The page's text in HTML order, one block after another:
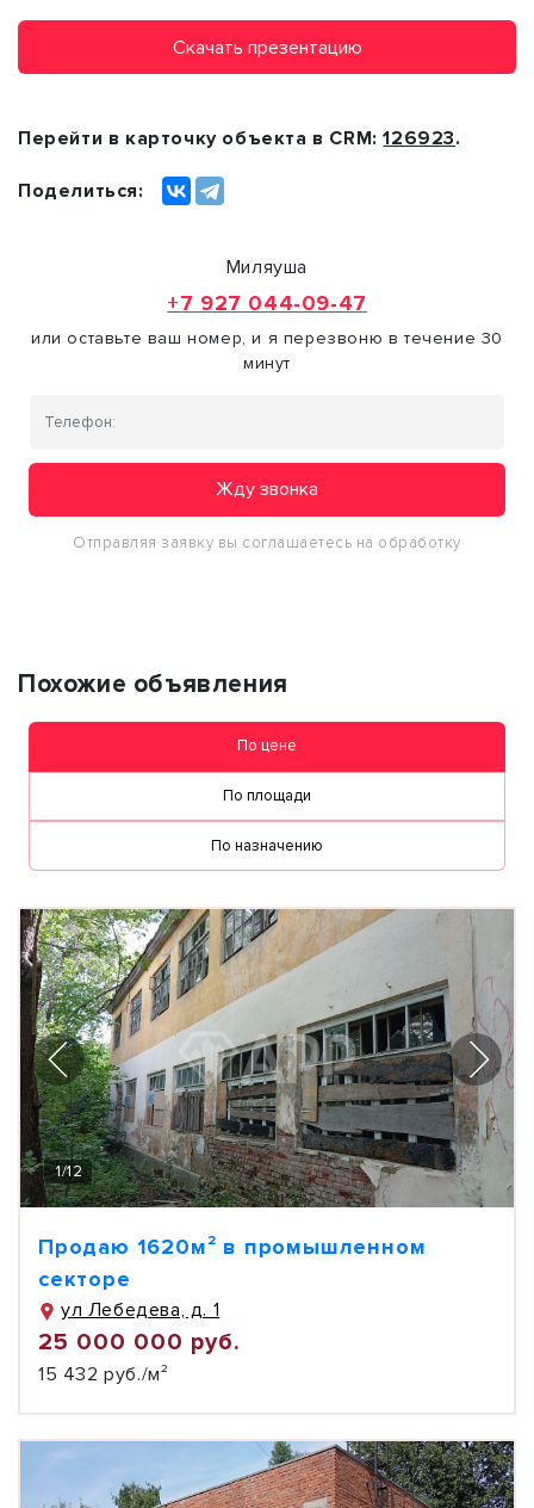
Скачать презентацию
Перейти в карточку объекта в CRM:126923.
Поделиться:
Миляуша
+7 927 044-09-47
или оставьте ваш номер, и я перезвоню в течение 30
минут
Жду звонка
Отправляя заявку вы соглашаетесь на обработку
Похожие объявления
По цене
По площади
По назначению
1/12
Продаю 1620м² в промышленном
секторе
ул Лебедева, д. 1
25 000 000 руб.
15 432 руб./м²